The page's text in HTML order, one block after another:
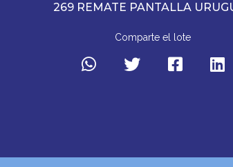
269 REMATE PANTALLA
Comparte el lote